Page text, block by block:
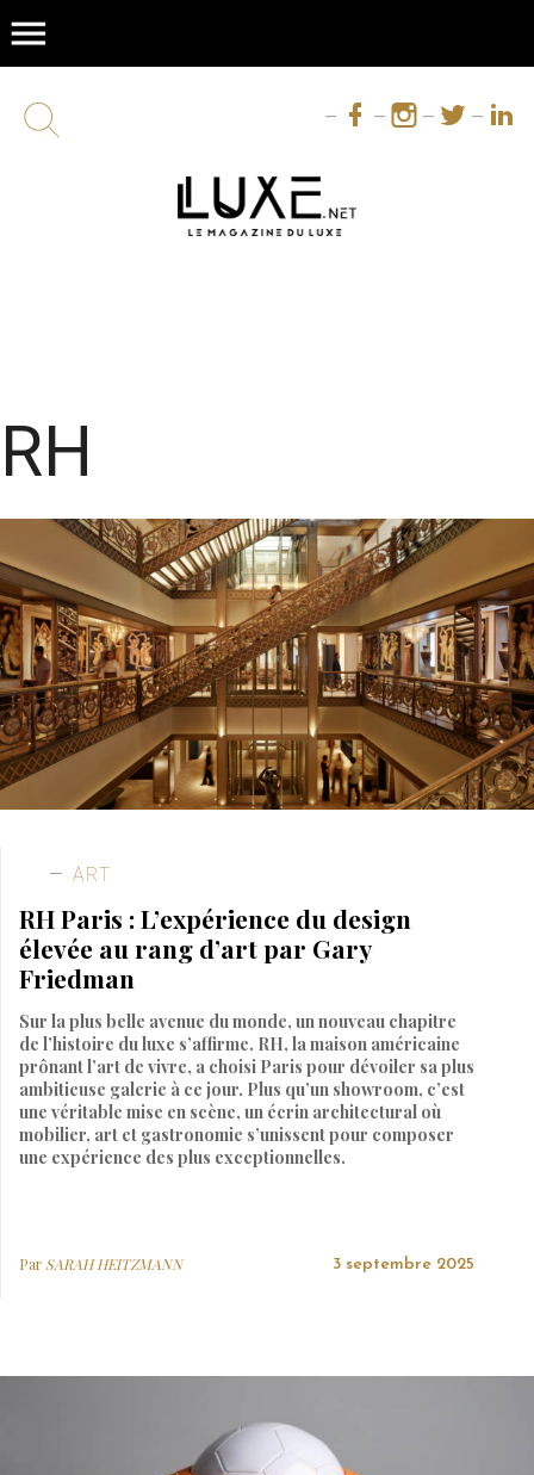
menu
RH
ART
RH Paris : L’expérience du design
élevée au rang d’art par Gary
Friedman
Sur la plus belle avenue du monde, un nouveau chapitre
de l’histoire du luxe s’affirme. RH, la maison américaine
prônant l’art de vivre, a choisi Paris pour dévoiler sa plus
ambitieuse galerie à ce jour. Plus qu’un showroom, c’est
une véritable mise en scène, un écrin architectural où
mobilier, art et gastronomie s’unissent pour composer
une expérience des plus exceptionnelles.
Par SARAH HEITZMANN 3 septembre 2025